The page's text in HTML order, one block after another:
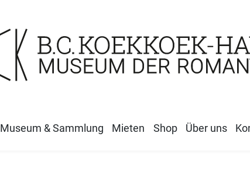
Museum & Sammlung Mieten Shop Über uns